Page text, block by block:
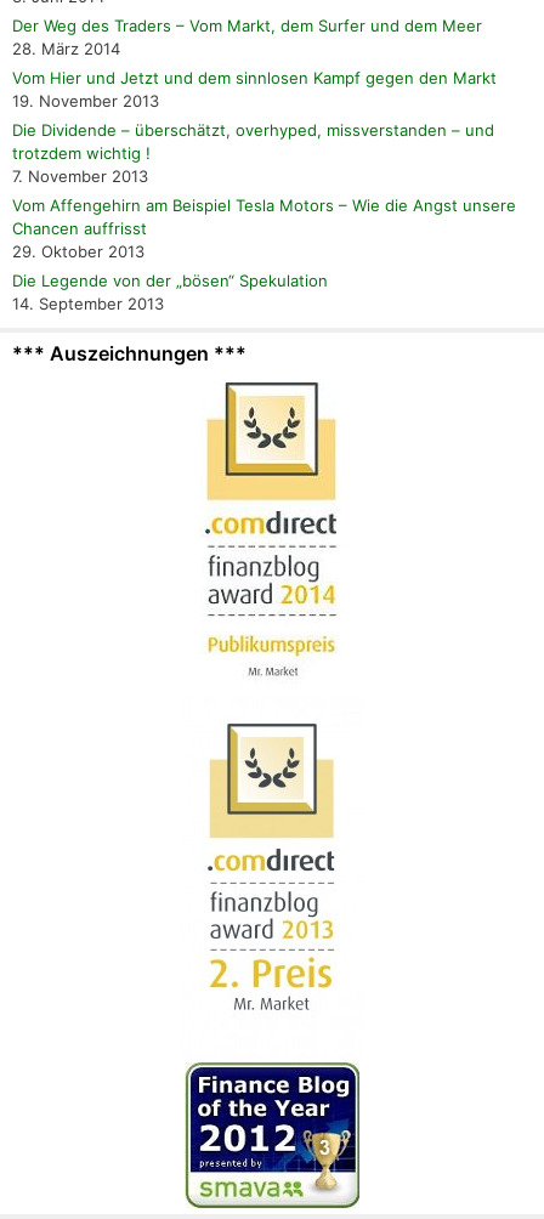
Der Weg des Traders – Vom Markt, dem Surfer und dem Meer
28. März 2014
Vom Hier und Jetzt und dem sinnlosen Kampf gegen den Markt
19. November 2013
Die Dividende – überschätzt, overhyped, missverstanden – und
trotzdem wichtig !
7. November 2013
Vom Affengehirn am Beispiel Tesla Motors – Wie die Angst unsere
Chancen auffrisst
29. Oktober 2013
Die Legende von der „bösen“ Spekulation
14. September 2013
*** Auszeichnungen ***